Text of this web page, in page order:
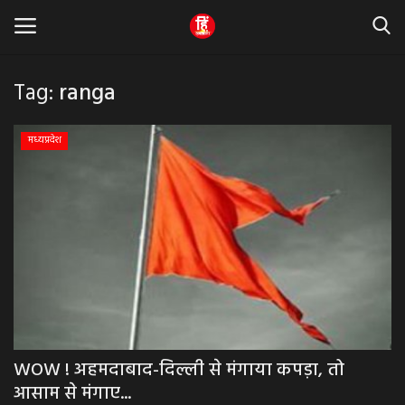
Home
व्यापार व्यवसाय
राजनीती
Tag: ranga
मध्यप्रदेश
WOW ! अहमदाबाद-दिल्ली से मंगाया कपड़ा, तो
आसाम से मंगाए...